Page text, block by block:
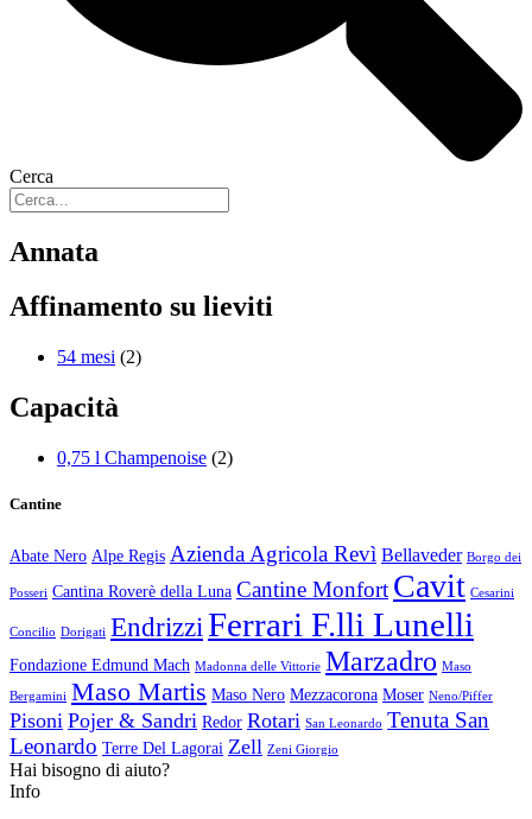
Cerca
Annata
Affinamento su lieviti
54 mesi (2)
Capacità
0,75 l Champenoise (2)
Cantine
Abate Nero Alpe Regis Azienda Agricola Revì Bellaveder Borgo dei
Posseri Cantina Roverè della Luna Cantine Monfort Cavit Cesarini
Concilio Dorigati EndrizziFerrari F.lli Lunelli
Fondazione Edmund Mach Madonna delle Vittorie Marzadro Maso
Bergamini Maso Martis Maso Nero Mezzacorona Moser Neno/Piffer
Pisoni Pojer & Sandri Redor Rotari San Leonardo Tenuta San
Leonardo Terre Del Lagorai Zell Zeni Giorgio
Hai bisogno di aiuto?
Info